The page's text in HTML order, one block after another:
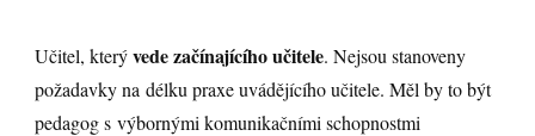
Učitel, kterývede začínajícího učitele. Nejsou stanoveny
požadavky na délku praxe uvádějícího učitele. Měl by to být
pedagog s výbornými komunikačními schopnostmi